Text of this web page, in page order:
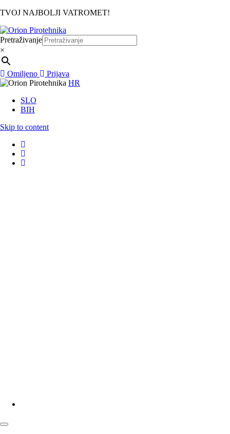
TVOJ NAJBOLJI VATROMET!
Pretraživanje
×
Omiljeno
Prijava
HR
SLO
BIH
Skip to content